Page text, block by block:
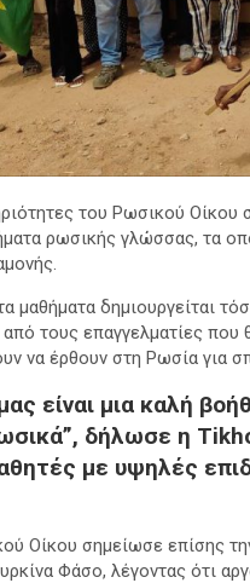
του Ρωσικού
ρωσικής γλώσσας, τα
μαθήματα δημιουργείται
τους επαγγελματίες που
να έρθουν στη Ρωσία για
είναι μια καλή
δήλωσε η
με υψηλές
Οίκου σημείωσε επίσης
Φάσο, λέγοντας ότι